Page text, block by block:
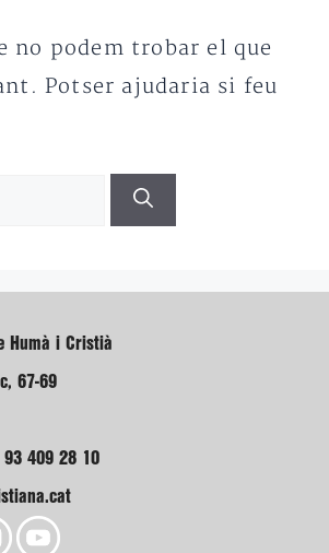
no podem trobar el que
Potser ajudaria si feu
Humà i Cristià
67-69
409 28 10